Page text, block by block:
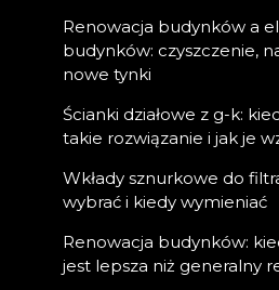
Renowacja budynków a
budynków: czyszczenie,
nowe tynki
Ścianki działowe z g-k:
takie rozwiązanie i jak je
Wkłady sznurkowe do
wybrać i kiedy wymieniać
Renowacja budynków:
jest lepsza niż generalny